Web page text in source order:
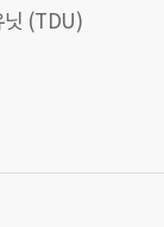
닛 (TDU)